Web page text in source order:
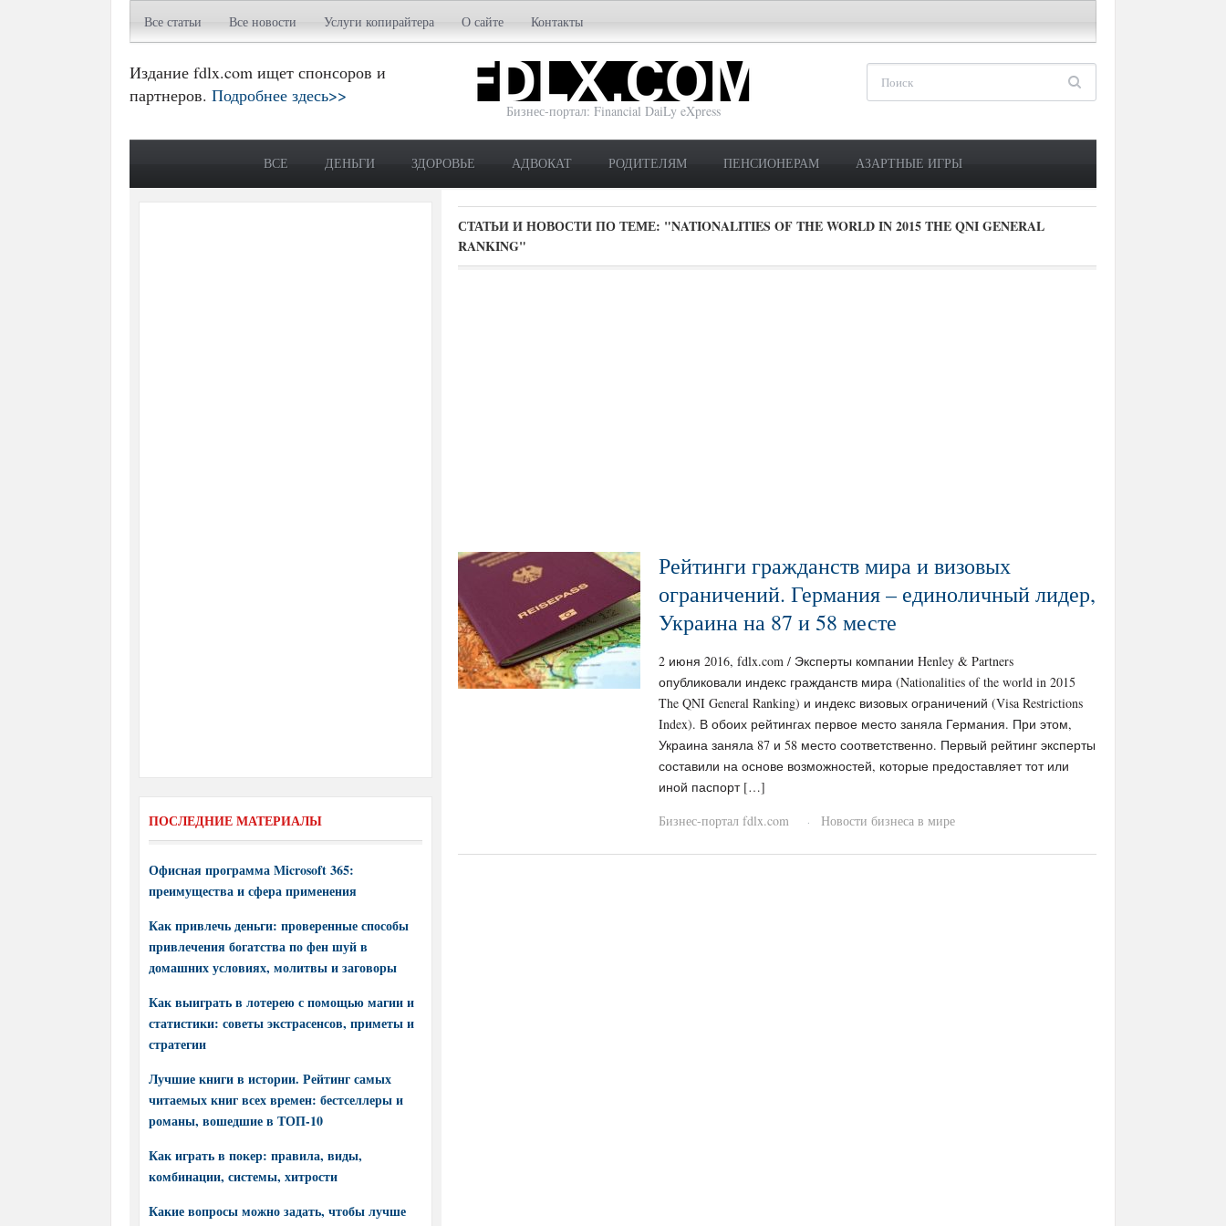
Все статьи Все новости Услуги копирайтера О сайте Контакты
Издание fdlx.com ищет спонсоров и
партнеров. Подробнее здесь>>
Бизнес-портал: Financial DaiLy eXpress
ВСЕ ДЕНЬГИ ЗДОРОВЬЕ АДВОКАТ РОДИТЕЛЯМ ПЕНСИОНЕРАМ АЗАРТНЫЕ ИГРЫ
СТАТЬИ И НОВОСТИ ПО ТЕМЕ: "NATIONALITIES OF THE WORLD IN 2015 THE QNI GENERAL
RANKING"
Рейтинги гражданств мира и визовых
ограничений. Германия – единоличный лидер,
Украина на 87 и 58 месте
2 июня 2016, fdlx.com / Эксперты компании Henley & Partners
опубликовали индекс гражданств мира (Nationalities of the world in 2015
The QNI General Ranking) и индекс визовых ограничений (Visa Restrictions
Index). В обоих рейтингах первое место заняла Германия. При этом,
Украина заняла 87 и 58 место соответственно. Первый рейтинг эксперты
составили на основе возможностей, которые предоставляет тот или
иной паспорт […]
Бизнес-портал fdlx.com
· Новости бизнеса в мире
ПОСЛЕДНИЕ МАТЕРИАЛЫ
Офисная программа Microsoft 365:
преимущества и сфера применения
Как привлечь деньги: проверенные способы
привлечения богатства по фен шуй в
домашних условиях, молитвы и заговоры
Как выиграть в лотерею с помощью магии и
статистики: советы экстрасенсов, приметы и
стратегии
Лучшие книги в истории. Рейтинг самых
читаемых книг всех времен: бестселлеры и
романы, вошедшие в ТОП-10
Как играть в покер: правила, виды,
комбинации, системы, хитрости
Какие вопросы можно задать, чтобы лучше